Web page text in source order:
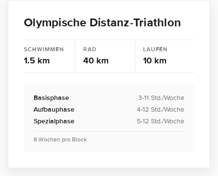
Olympische Distanz-Triathlon
SCHWIMMEN
1.5 km
RAD
40 km
LAUFEN
10 km
Basisphase
3-11 Std./Woche
Aufbauphase
4-12 Std./Woche
Spezialphase
5-12 Std./Woche
8 Wochen pro Block